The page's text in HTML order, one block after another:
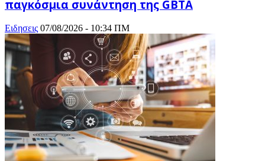
παγκόσμια συνάντηση της GBTA
Ειδησεις 07/08/2026 - 10:34 ΠΜ